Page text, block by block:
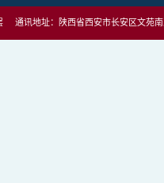
通讯地址：陕西省西安市长安区文